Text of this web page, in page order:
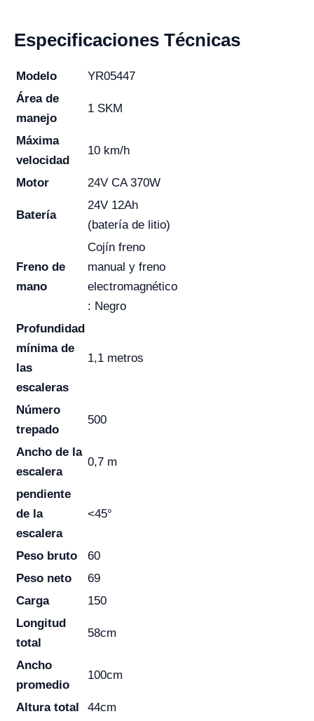
Especificaciones Técnicas
Modelo
YR05447
Área de
manejo
1 SKM
Máxima
velocidad
10 km/h
Motor 24V CA 370W
Batería
24V 12Ah
(batería de litio)
Freno de
mano
Cojín freno
manual y freno
electromagnético
: Negro
Profundidad
mínima de
las
escaleras
1,1 metros
Número
trepado
500
Ancho de la
escalera
0,7 m
pendiente
de la
escalera
<45°
Peso bruto
60
Peso neto
69
Carga
150
Longitud
total
58cm
Ancho
promedio
100cm
Altura total
44cm